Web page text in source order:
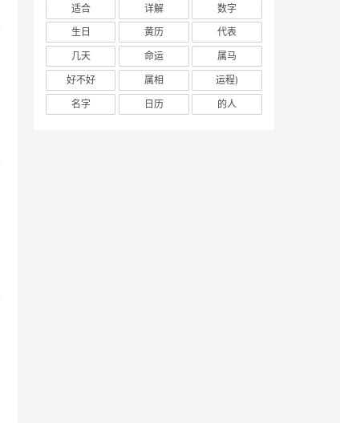
适合
详解
数字
生日
黄历
代表
几天
命运
属马
好不好
属相
运程)
名字
日历 的人